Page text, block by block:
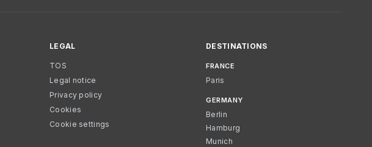
LEGAL
TOS
Legal notice
Privacy policy
Cookies
Cookie settings
DESTINATIONS
FRANCE
Paris
GERMANY
Berlin
Hamburg
Munich